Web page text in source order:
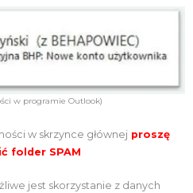
w programie Outlook)
w skrzynce głównej proszę
folder SPAM
jest skorzystanie z danych